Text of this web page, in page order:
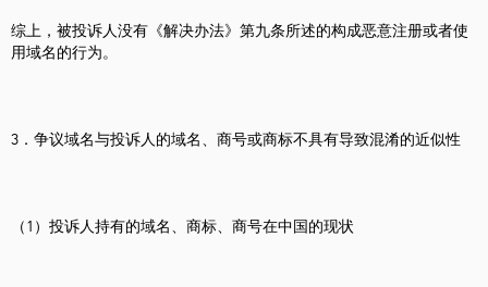
综上，被投诉人没有《解决办法》第九条所述的构成恶意注册或者使
用域名的行为。
3．争议域名与投诉人的域名、商号或商标不具有导致混淆的近似性
（1）投诉人持有的域名、商标、商号在中国的现状